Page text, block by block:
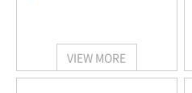
VIEW MORE